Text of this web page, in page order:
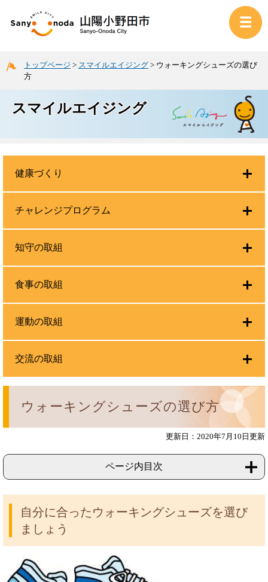
トップページ > スマイルエイジング > ウォーキングシューズの選び
方
スマイルエイジング
ウォーキングシューズの選び方
更新日：2020年7月10日更新
ページ内目次
自分に合ったウォーキングシューズを選び
ましょう
健康づくり
チャレンジプログラム
知守の取組
食事の取組
運動の取組
交流の取組